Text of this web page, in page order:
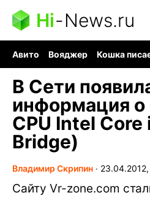
Hi-News.ru
Авито Вояджер Кошка
В Сети
информация о
СPU Intel Core
Bridge)
Владимир Скрипин ∙ 23.04.2012,
Сайту Vr-zone.com